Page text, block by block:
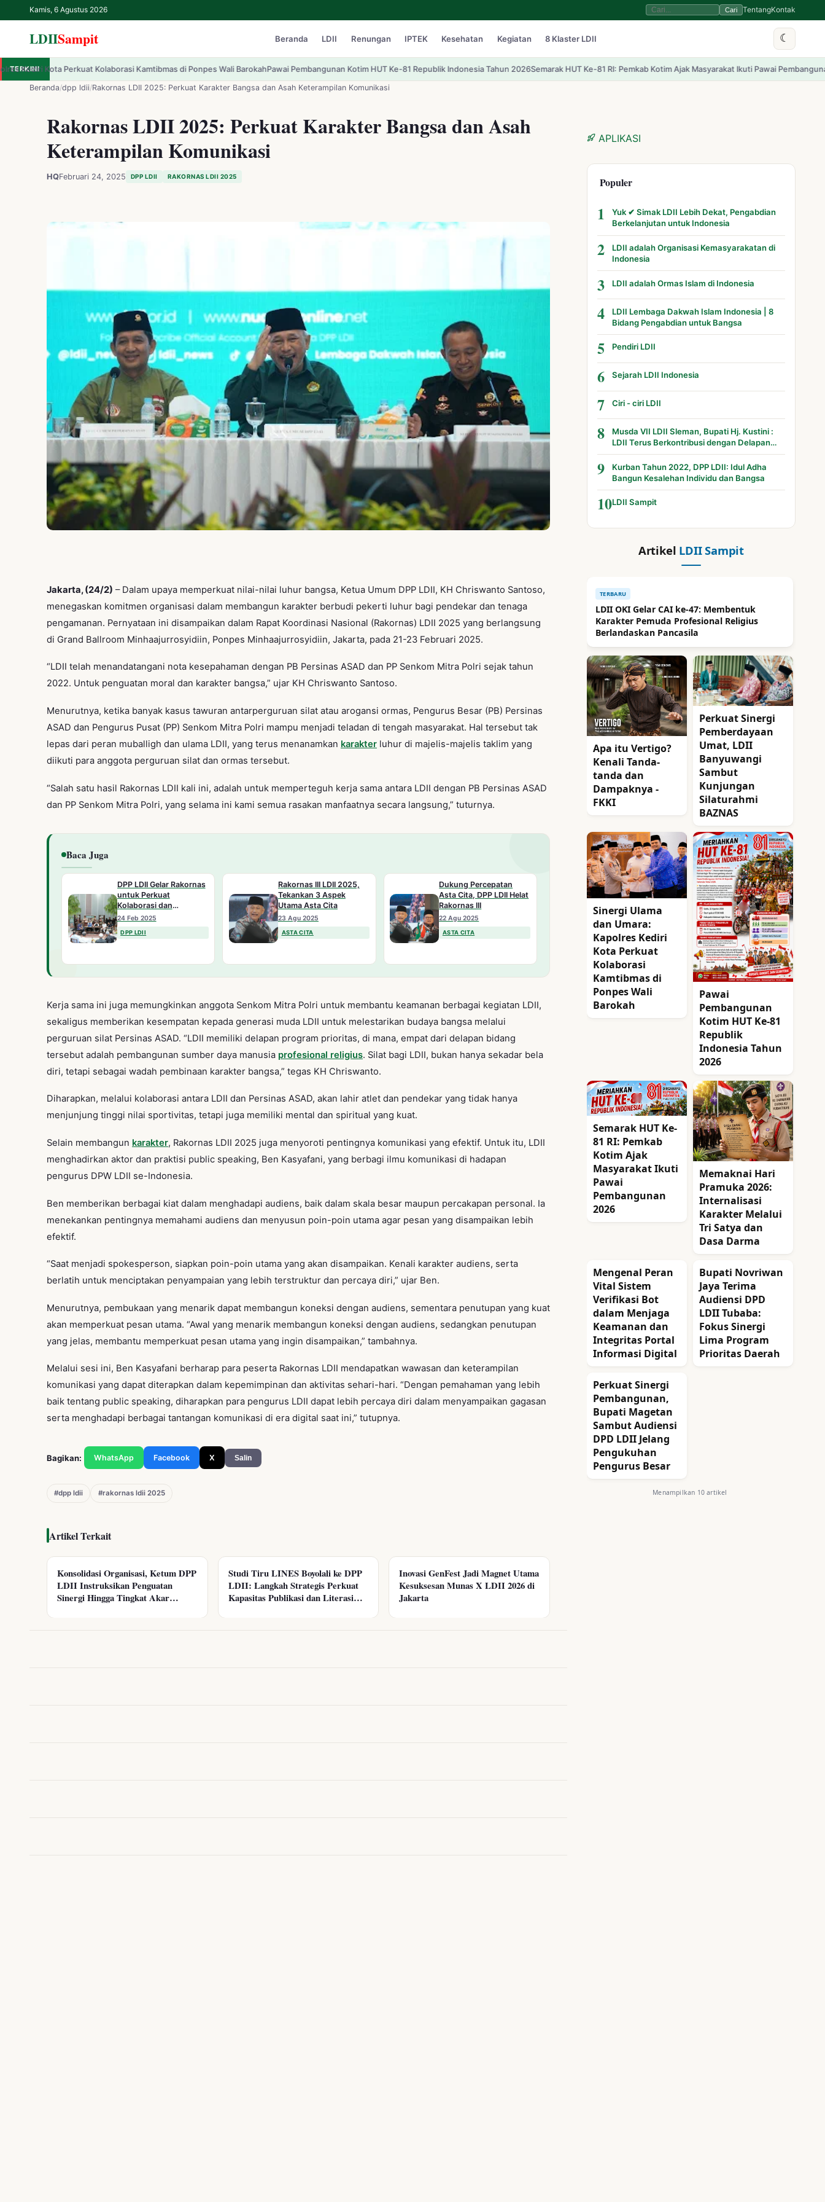
Kamis, 6 Agustus 2026 Cari TentangKontak
LDIISampit Beranda LDII Renungan IPTEK Kesehatan Kegiatan 8 Klaster LDII ☾
LDIISampit ✕
Beranda
LDII
Renungan
TERKINI
Kolaborasi Kamtibmas di Ponpes Wali BarokahPawai Pembangunan Kotim HUT Ke-81 Republik Indonesia Tahun 2026Semarak HUT Ke-81 RI: Pemkab Kotim Ajak Masyarakat Ikuti Pawai Pembangunan 2026Memaknai
Beranda/dpp ldii/Rakornas LDII 2025: Perkuat Karakter Bangsa dan Asah Keterampilan Komunikasi
Rakornas LDII 2025: Perkuat Karakter Bangsa dan Asah
Keterampilan Komunikasi
HQFebruari 24, 2025 DPP LDII RAKORNAS LDII 2025
Jakarta, (24/2) – Dalam upaya memperkuat nilai-nilai luhur bangsa, Ketua Umum DPP LDII, KH Chriswanto Santoso,
menegaskan komitmen organisasi dalam membangun karakter berbudi pekerti luhur bagi pendekar dan tenaga
pengamanan. Pernyataan ini disampaikan dalam Rapat Koordinasi Nasional (Rakornas) LDII 2025 yang berlangsung
di Grand Ballroom Minhaajurrosyidiin, Ponpes Minhaajurrosyidiin, Jakarta, pada 21-23 Februari 2025.
“LDII telah menandatangani nota kesepahaman dengan PB Persinas ASAD dan PP Senkom Mitra Polri sejak tahun
2022. Untuk penguatan moral dan karakter bangsa,” ujar KH Chriswanto Santoso.
Menurutnya, ketika banyak kasus tawuran antarperguruan silat atau arogansi ormas, Pengurus Besar (PB) Persinas
ASAD dan Pengurus Pusat (PP) Senkom Mitra Polri mampu menjadi teladan di tengah masyarakat. Hal tersebut tak
lepas dari peran muballigh dan ulama LDII, yang terus menanamkan karakter luhur di majelis-majelis taklim yang
diikuti para anggota perguruan silat dan ormas tersebut.
“Salah satu hasil Rakornas LDII kali ini, adalah untuk memperteguh kerja sama antara LDII dengan PB Persinas ASAD
dan PP Senkom Mitra Polri, yang selama ini kami semua rasakan manfaatnya secara langsung,” tuturnya.
Baca Juga
DPP LDII Gelar Rakornas
untuk Perkuat
Kolaborasi dan
Sukseskan Asta Cita
24 Feb 2025
DPP LDII
Rakornas III LDII 2025,
Tekankan 3 Aspek
Utama Asta Cita
23 Agu 2025
ASTA CITA
Dukung Percepatan
Asta Cita, DPP LDII Helat
Rakornas III
22 Agu 2025
ASTA CITA
Kerja sama ini juga memungkinkan anggota Senkom Mitra Polri untuk membantu keamanan berbagai kegiatan LDII,
sekaligus memberikan kesempatan kepada generasi muda LDII untuk melestarikan budaya bangsa melalui
perguruan silat Persinas ASAD. “LDII memiliki delapan program prioritas, di mana, empat dari delapan bidang
tersebut adalah pembangunan sumber daya manusia profesional religius. Silat bagi LDII, bukan hanya sekadar bela
diri, tetapi sebagai wadah pembinaan karakter bangsa,” tegas KH Chriswanto.
Diharapkan, melalui kolaborasi antara LDII dan Persinas ASAD, akan lahir atlet dan pendekar yang tidak hanya
menjunjung tinggi nilai sportivitas, tetapi juga memiliki mental dan spiritual yang kuat.
Selain membangun karakter, Rakornas LDII 2025 juga menyoroti pentingnya komunikasi yang efektif. Untuk itu, LDII
menghadirkan aktor dan praktisi public speaking, Ben Kasyafani, yang berbagi ilmu komunikasi di hadapan
pengurus DPW LDII se-Indonesia.
Ben memberikan berbagai kiat dalam menghadapi audiens, baik dalam skala besar maupun percakapan personal. Ia
menekankan pentingnya memahami audiens dan menyusun poin-poin utama agar pesan yang disampaikan lebih
efektif.
“Saat menjadi spokesperson, siapkan poin-poin utama yang akan disampaikan. Kenali karakter audiens, serta
berlatih untuk menciptakan penyampaian yang lebih terstruktur dan percaya diri,” ujar Ben.
Menurutnya, pembukaan yang menarik dapat membangun koneksi dengan audiens, sementara penutupan yang kuat
akan memperkuat pesan utama. “Awal yang menarik membangun koneksi dengan audiens, sedangkan penutupan
yang jelas, membantu memperkuat pesan utama yang ingin disampaikan,” tambahnya.
Melalui sesi ini, Ben Kasyafani berharap para peserta Rakornas LDII mendapatkan wawasan dan keterampilan
komunikasi yang dapat diterapkan dalam kepemimpinan dan aktivitas sehari-hari. “Dengan pemahaman yang lebih
baik tentang public speaking, diharapkan para pengurus LDII dapat lebih percaya diri dalam menyampaikan gagasan
serta menghadapi berbagai tantangan komunikasi di era digital saat ini,” tutupnya.
Bagikan: WhatsApp Facebook X Salin
#dpp ldii #rakornas ldii 2025
Artikel Terkait
Konsolidasi Organisasi, Ketum DPP
LDII Instruksikan Penguatan
Sinergi Hingga Tingkat Akar
Studi Tiru LINES Boyolali ke DPP
LDII: Langkah Strategis Perkuat
Kapasitas Publikasi dan Literasi
Inovasi GenFest Jadi Magnet Utama
Kesuksesan Munas X LDII 2026 di
Jakarta
APLIKASI
Populer
1
Yuk ✔ Simak LDII Lebih Dekat, Pengabdian
Berkelanjutan untuk Indonesia
2
LDII adalah Organisasi Kemasyarakatan di
Indonesia
3 LDII adalah Ormas Islam di Indonesia
4
LDII Lembaga Dakwah Islam Indonesia | 8
Bidang Pengabdian untuk Bangsa
5 Pendiri LDII
6 Sejarah LDII Indonesia
7 Ciri - ciri LDII
8
Musda VII LDII Sleman, Bupati Hj. Kustini :
LDII Terus Berkontribusi dengan Delapan
Bidang
9
Kurban Tahun 2022, DPP LDII: Idul Adha
Bangun Kesalehan Individu dan Bangsa
10LDII Sampit
Artikel LDII Sampit
TERBARU
LDII OKI Gelar CAI ke-47: Membentuk
Karakter Pemuda Profesional Religius
Berlandaskan Pancasila
Apa itu Vertigo?
Kenali Tanda-
tanda dan
Dampaknya -
FKKI
Perkuat Sinergi
Pemberdayaan
Umat, LDII
Banyuwangi
Sambut
Kunjungan
Silaturahmi
BAZNAS
Sinergi Ulama
dan Umara:
Kapolres Kediri
Kota Perkuat
Kolaborasi
Kamtibmas di
Ponpes Wali
Barokah
Pawai
Pembangunan
Kotim HUT Ke-81
Republik
Indonesia Tahun
2026
Semarak HUT Ke-
81 RI: Pemkab
Kotim Ajak
Masyarakat Ikuti
Pawai
Pembangunan
2026
Memaknai Hari
Pramuka 2026:
Internalisasi
Karakter Melalui
Tri Satya dan
Dasa Darma
Mengenal Peran
Vital Sistem
Verifikasi Bot
dalam Menjaga
Keamanan dan
Integritas Portal
Informasi Digital
Bupati Novriwan
Jaya Terima
Audiensi DPD
LDII Tubaba:
Fokus Sinergi
Lima Program
Prioritas Daerah
Perkuat Sinergi
Pembangunan,
Bupati Magetan
Sambut Audiensi
DPD LDII Jelang
Pengukuhan
Pengurus Besar
Menampilkan 10 artikel